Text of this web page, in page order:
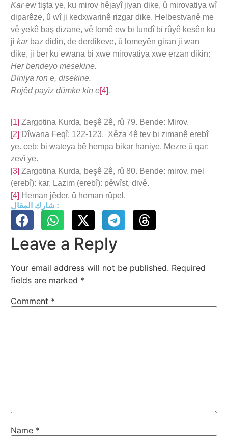
Karew tişta ye, ku mirov hêjayî jiyan dike, û mirovatiya wî
diparêze, û wî ji kedxwarinê rizgar dike. Helbestvanê me
vê yekê baş dizane, vê lomê ew bi tundî bi rûyê kesên ku
ji karbaz didin, de derdikeve, û lomeyên giran ji wan
dike, ji ber ku ewana bi xwe mirovatiya xwe erzan dikin:
Her bendeyo mesekine.
Diniya ron e, disekine.
Rojêd payîz dûmke kin e[4].
[1] Zargotina Kurda, beşê 2ê, rû 79. Bende: Mirov.
[2]
Dîwana Feqî: 122-123. Xêza 4ê tev bi zimanê erebî
ye. ceb: bi wateya bê hempa bikar haniye. Mezre û qar:
zevî ye.
[3] Zargotina Kurda, beşê 2ê, rû 80. Bende: mirov. mel
(erebî): kar. Lazim (erebî): pêwîst, divê.
[4] Heman jêder, û heman rûpel.
شارك المقال :
Leave a Reply
Your email address will not be published. Required
fields are marked *
Comment *
Name *